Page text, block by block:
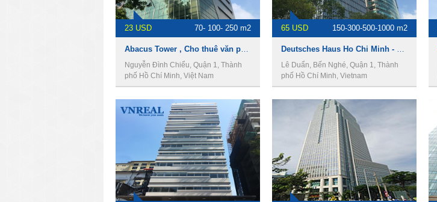
23 USD 70- 100- 250 m2
Abacus Tower , Cho thuê văn phòng Quận 1
Nguyễn Đình Chiểu, Quận 1, Thành
phố Hồ Chí Minh, Việt Nam
65 USD 150-300-500-1000 m2
Deutsches Haus Ho Chi Minh - Văn phòng cho thuê quận 1.
Lê Duẩn, Bến Nghé, Quận 1, Thành
phố Hồ Chí Minh, Vietnam